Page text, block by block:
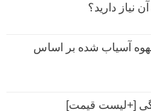
نیاز دارید؟
آسیاب شده بر اساس
[+لیست قیمت]